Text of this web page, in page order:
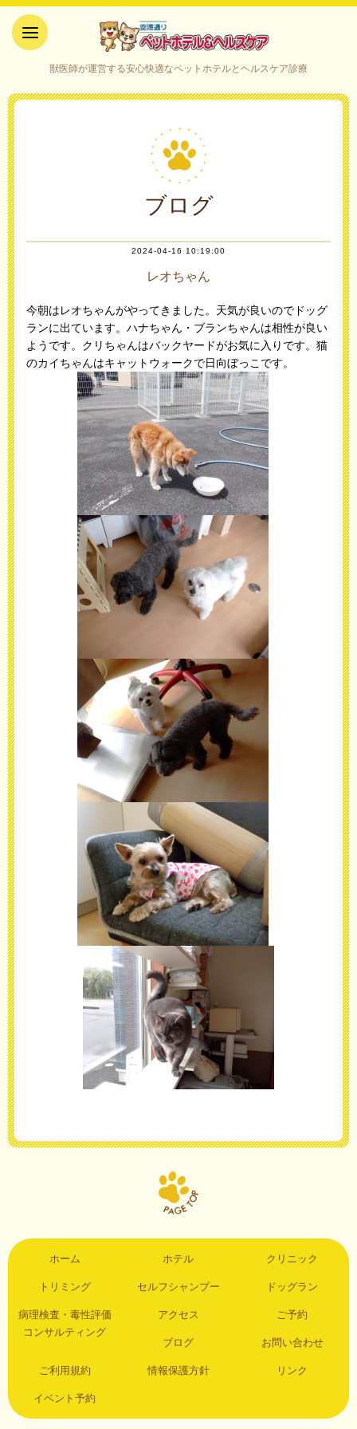
ケア｜山口県宇部市
獣医師が運営する安心快適なペットホテルとヘルスケア診療
ブログ
2024-04-16 10:19:00
レオちゃん
今朝はレオちゃんがやってきました。天気が良いのでドッグ
ランに出ています。ハナちゃん・ブランちゃんは相性が良い
ようです。クリちゃんはバックヤードがお気に入りです。猫
のカイちゃんはキャットウォークで日向ぼっこです。
ホーム ホテル クリニック
トリミング セルフシャンプー ドッグラン
病理検査・毒性評価
コンサルティング
アクセス ご予約
ブログ お問い合わせ
ご利用規約 情報保護方針 リンク
イベント予約